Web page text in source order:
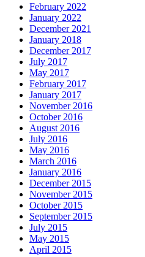
February 2022
January 2022
December 2021
January 2018
December 2017
July 2017
May 2017
February 2017
January 2017
November 2016
October 2016
August 2016
July 2016
May 2016
March 2016
January 2016
December 2015
November 2015
October 2015
September 2015
July 2015
May 2015
April 2015